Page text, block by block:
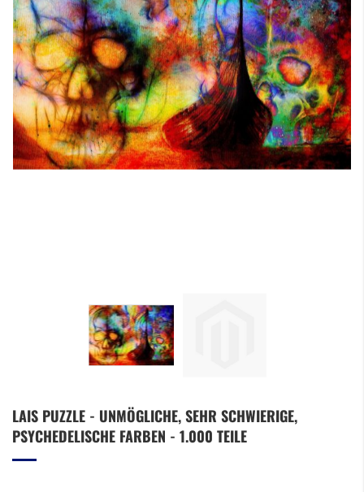
Anfang
der
LAIS PUZZLE - UNMÖGLICHE, SEHR SCHWIERIGE,
PSYCHEDELISCHE FARBEN - 1.000 TEILE